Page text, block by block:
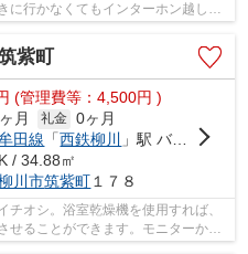
に行かなくてもインターホン越しに
紫町
(管理費等：4,500円 )
月 礼金 0ヶ月
田線 「西鉄柳川
」駅 バス14分 「柳川病院前」 停歩3分
/ 34.88㎡
川市筑紫町 １７８
チオシ。浴室乾燥機を使用すれば、
せることができます。モニターから